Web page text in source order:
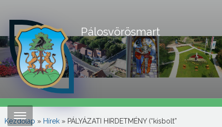
Pálosvörösmart
Kezdőlap » Hírek» PÁLYÁZATI HIRDETMÉNY (“kisbolt”